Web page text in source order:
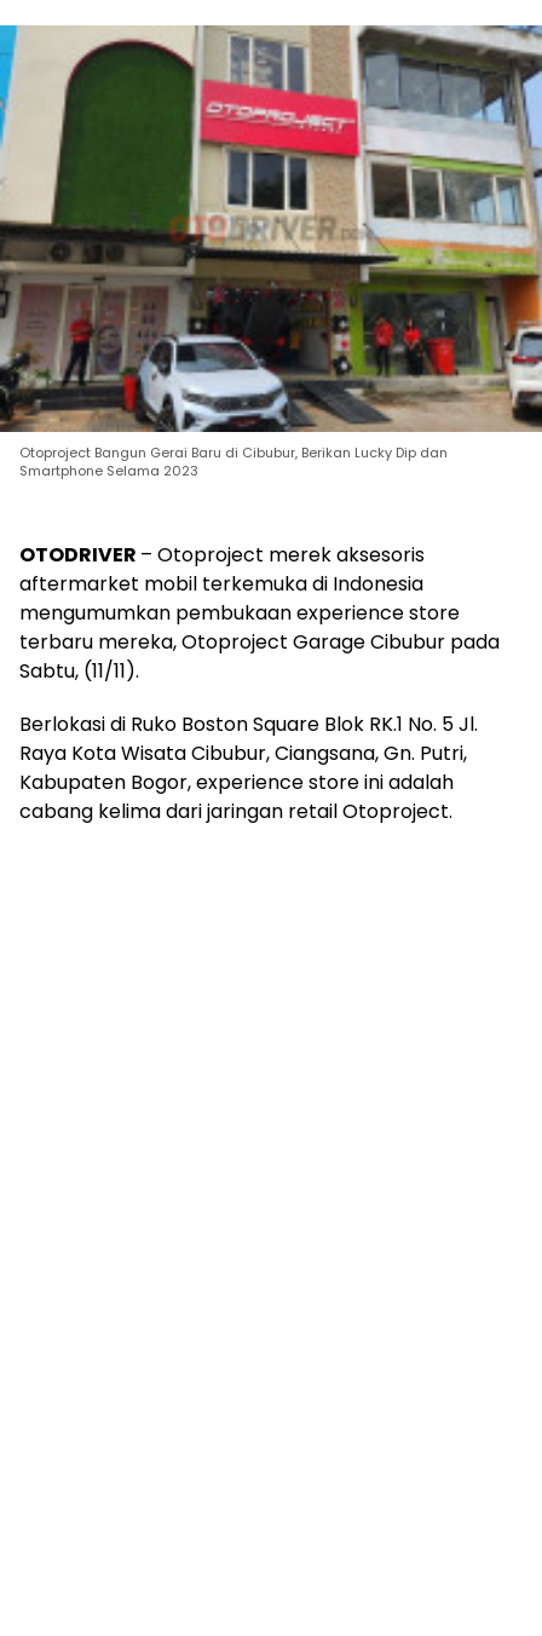
Otoproject Bangun Gerai Baru di Cibubur, Berikan Lucky Dip dan
Smartphone Selama 2023
OTODRIVER – Otoproject merek aksesoris
aftermarket mobil terkemuka di Indonesia
mengumumkan pembukaan experience store
terbaru mereka, Otoproject Garage Cibubur pada
Sabtu, (11/11).
Berlokasi di Ruko Boston Square Blok RK.1 No. 5 Jl.
Raya Kota Wisata Cibubur, Ciangsana, Gn. Putri,
Kabupaten Bogor, experience store ini adalah
cabang kelima dari jaringan retail Otoproject.